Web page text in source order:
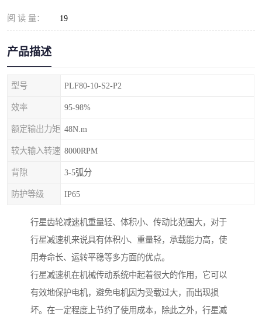
阅 读 量： 19
产品描述
型号 PLF80-10-S2-P2
效率 95-98%
额定输出力矩 48N.m
较大输入转速 8000RPM
背隙 3-5弧分
防护等级 IP65
行星齿轮减速机重量轻、体积小、传动比范围大，对于
行星减速机来说具有体积小、重量轻，承载能力高，使
用寿命长、运转平稳等多方面的优点。
行星减速机在机械传动系统中起着很大的作用，它可以
有效地保护电机，避免电机因为受载过大，而出现损
坏。在一定程度上节约了使用成本，除此之外，行星减